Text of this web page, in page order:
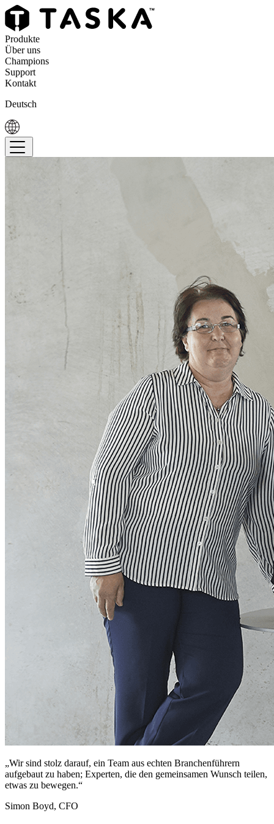
Produkte
Über uns
Champions
Support
Kontakt
Deutsch
„Wir sind stolz darauf, ein Team aus echten Branchenführern
aufgebaut zu haben; Experten, die den gemeinsamen Wunsch teilen,
etwas zu bewegen.“
Simon Boyd, CFO